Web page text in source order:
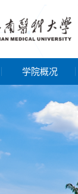
学院概况